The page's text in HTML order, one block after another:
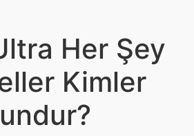
Her Şey
Kimler